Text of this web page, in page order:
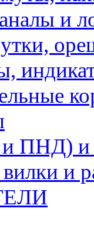
и
ПНД) и
и